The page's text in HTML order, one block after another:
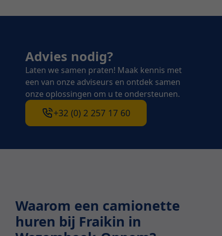
Advies nodig?
Laten we samen praten! Maak kennis met
een van onze adviseurs en ontdek samen
onze oplossingen om u te ondersteunen.
+32 (0) 2 257 17 60
Waarom een camionette
huren bij Fraikin in